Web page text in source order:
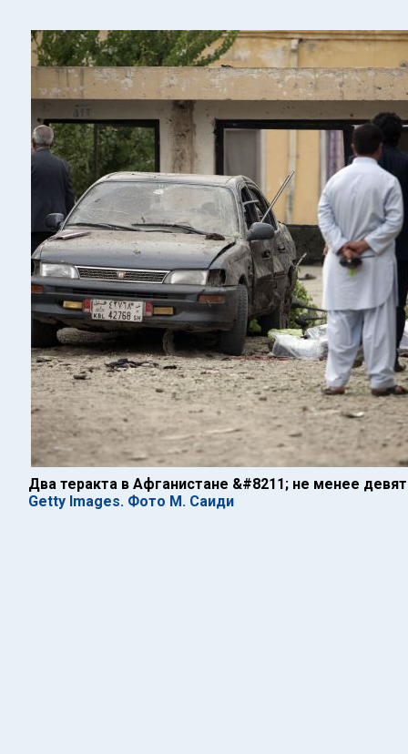
Два теракта в Афганистане &#8211; не менее
Getty Images. Фото М. Саиди